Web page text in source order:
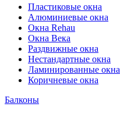
Пластиковые окна
Алюминиевые окна
Окна Rehau
Окна Века
Раздвижные окна
Нестандартные окна
Ламинированные окна
Коричневые окна
Балконы